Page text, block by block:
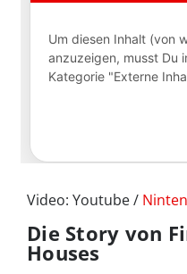
Video: Youtube /
Die Story von
Houses